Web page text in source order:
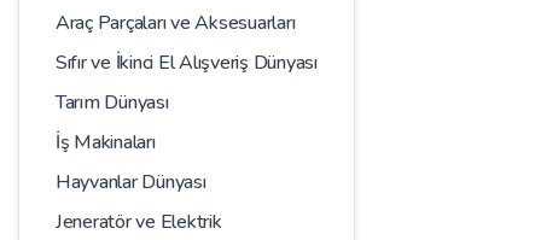
Araç Parçaları ve Aksesuarları
Sıfır ve İkinci El Alışveriş Dünyası
Tarım Dünyası
İş Makinaları
Hayvanlar Dünyası
Jeneratör ve Elektrik